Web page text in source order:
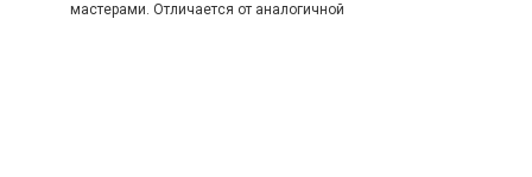
мастерами. Отличается от аналогичной